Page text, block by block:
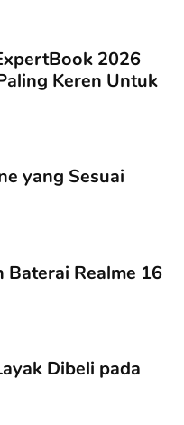
2026
Keren Untuk
yang Sesuai
Baterai Realme 16
Dibeli pada